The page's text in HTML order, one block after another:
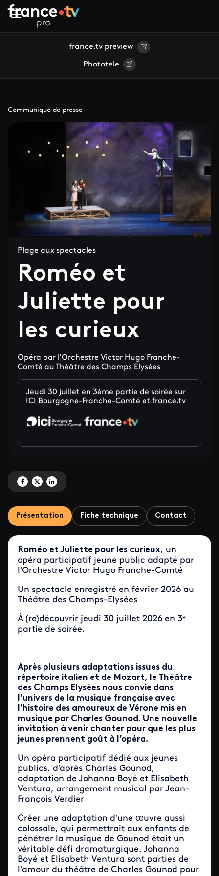
Aller au contenu principal
france.tv preview
Phototele
Communiqué de presse
Plage aux spectacles
Roméo et
Juliette pour
les curieux
Opéra par l'Orchestre Victor Hugo Franche-
Comté au Théâtre des Champs Elysées
Jeudi 30 juillet en 3ème partie de soirée sur
ICI Bourgogne-Franche-Comté et france.tv
Partagez 'Roméo et Juliette pour les curieux' sur Facebook
Partagez 'Roméo et Juliette pour les curieux' sur X
Partagez 'Roméo et Juliette pour les curieux' sur LinkedIn
Présentation Fiche technique Contact
Roméo et Juliette pour les curieux, un
opéra participatif jeune public adapté par
l'Orchestre Victor Hugo Franche-Comté
Un spectacle enregistré en février 2026 au
Théâtre des Champs-Elysées
À (re)découvrir jeudi 30 juillet 2026 en 3ᵉ
partie de soirée.
Après plusieurs adaptations issues du
répertoire italien et de Mozart, le Théâtre
des Champs Elysées nous convie dans
l’univers de la musique française avec
l’histoire des amoureux de Vérone mis en
musique par Charles Gounod. Une nouvelle
invitation à venir chanter pour que les plus
jeunes prennent goût à l’opéra.
Un opéra participatif dédié aux jeunes
publics, d'après Charles Gounod,
adaptation de Johanna Boyé et Elisabeth
Ventura, arrangement musical par Jean-
François Verdier
Créer une adaptation d’une œuvre aussi
colossale, qui permettrait aux enfants de
pénétrer la musique de Gounod était un
véritable défi dramaturgique. Johanna
Boyé et Elisabeth Ventura sont parties de
l’amour du théâtre de Charles Gounod pour